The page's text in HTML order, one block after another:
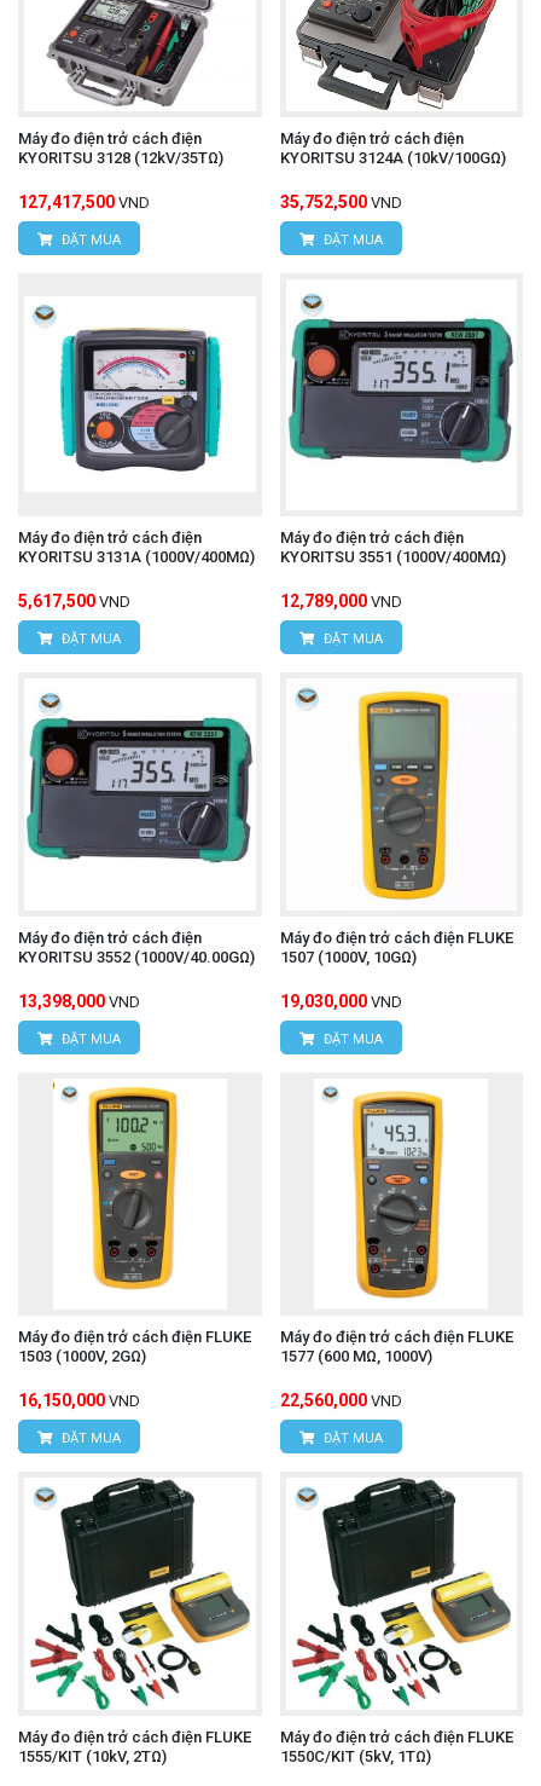
Máy đo điện trở cách điện
KYORITSU 3128 (12kV/35TΩ)
127,417,500 VND
ĐẶT MUA
Máy đo điện trở cách điện
KYORITSU 3124A (10kV/100GΩ)
35,752,500 VND
ĐẶT MUA
Máy đo điện trở cách điện
KYORITSU 3131A (1000V/400MΩ)
5,617,500 VND
ĐẶT MUA
Máy đo điện trở cách điện
KYORITSU 3551 (1000V/400MΩ)
12,789,000 VND
ĐẶT MUA
Máy đo điện trở cách điện
KYORITSU 3552 (1000V/40.00GΩ)
13,398,000 VND
ĐẶT MUA
Máy đo điện trở cách điện FLUKE
1507 (1000V, 10GΩ)
19,030,000 VND
ĐẶT MUA
Máy đo điện trở cách điện FLUKE
1503 (1000V, 2GΩ)
16,150,000 VND
ĐẶT MUA
Máy đo điện trở cách điện FLUKE
1577 (600 MΩ, 1000V)
22,560,000 VND
ĐẶT MUA
Máy đo điện trở cách điện FLUKE
1555/KIT (10kV, 2TΩ)
Máy đo điện trở cách điện FLUKE
1550C/KIT (5kV, 1TΩ)